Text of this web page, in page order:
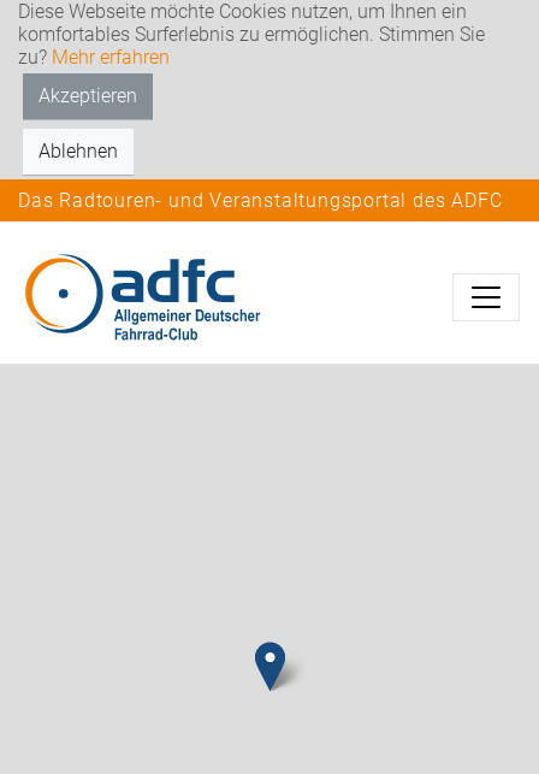
Diese Webseite möchte Cookies nutzen, um Ihnen ein
komfortables Surferlebnis zu ermöglichen. Stimmen Sie
zu? Mehr erfahren
Akzeptieren
Ablehnen
Das Radtouren- und Veranstaltungsportal des ADFC